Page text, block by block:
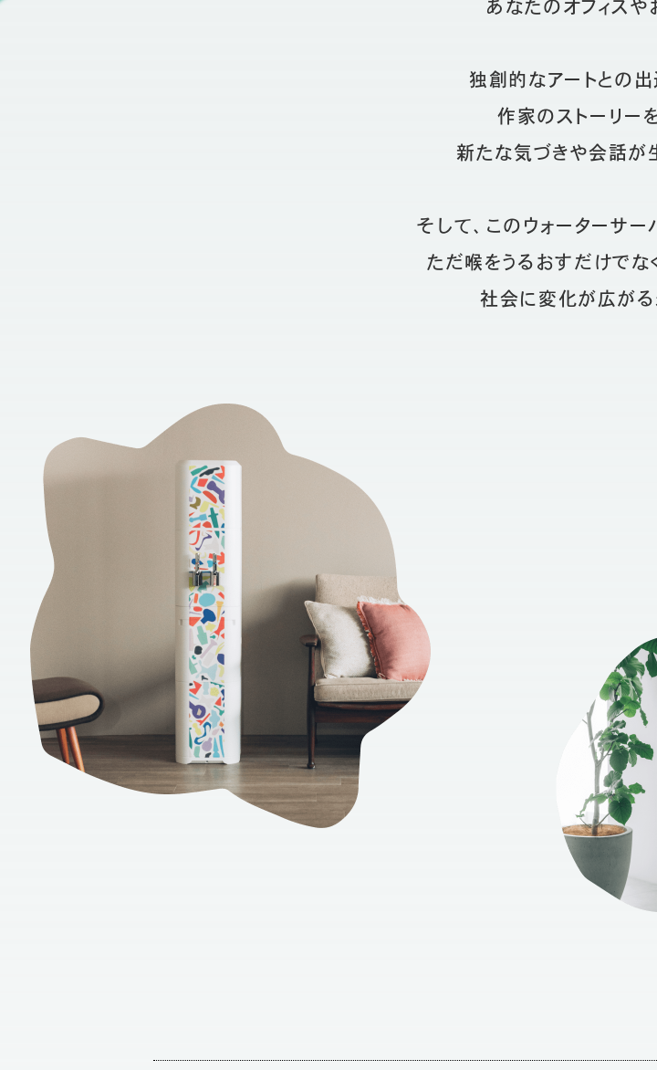
あなたのオフィスや
独創的なアートとの出
作家のストーリーを
新たな気づきや会話が
そして、このウォーターサー
ただ喉をうるおすだけでな
社会に変化が広がる